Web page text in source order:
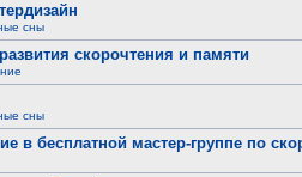
сны
скорочтения и памяти
сны
в бесплатной мастер-группе по